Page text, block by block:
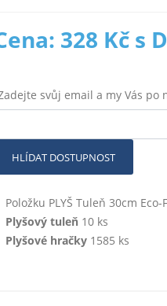
328 Kč s
svůj email a my Vás
HLÍDAT DOSTUPNOST
Položku PLYŠ Tuleň 30cm
Plyšový tuleň 10 ks
Plyšové hračky1585 ks